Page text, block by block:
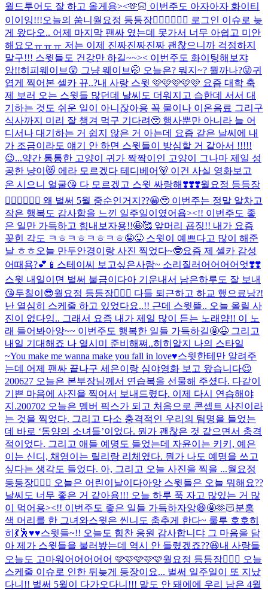
월드투어도 잘 하고 올게용><🫶🏻 이번주도 아자아자 화이티
이이잉!!!오늘의 쑴니 월요정 등등장🧚🏻‍♀️🧚🏻‍♀️ 로그인 이슈로 늦
게 왔다오.. 어제 마지막 팬싸 였는데 못가서 너무 아쉽고 미안
해요오ㅠㅠㅠ 저는 이제 진짜진짜진짜 괜찮으니까 걱정하지
말구!!! 스윗들도 건강만 하길~~>< 이번주도 화이팅해보쟈
앙!!히피웨이브😲 그냥 웨이브🤭 오늘은? 뭐지~? 뭘까나?😜귀
엽게 찍어본 셀카 뀨..?내 사랑 스윗 🩷🩷🩷🩷🩷 요즘 대학 축
제 보러 오는 스윗들 많던데 날씨도 더워지고 습한데 서서 대
기하는 것도 쉬운 일이 아니잖아용 꼭 물이나 이온음료 그리구
식사까지 미리 잘 챙겨 먹구 기다려🥹 행사뿐만 아니라 늘 어
디서나 대기하는 거 쉽지 않은 거 아는데 요즘 같은 날씨에 내
가 조금이라도 얘기 안 하면 스윗들이 방심할 거 같아서 !!!!!
😉...약간 통통한 고양이 귀가 짝짝이인 고양이 그나마 제일 성
공한 냥이😻 에라 모르겠다 테디베어🐻 이건 사실 영화보고
온 시으니 얼굴😘 다 모르겠고 스윗 싸랑해❣️❣️❣️월요정 등등장
🧚🏻‍♀️🧚🏻‍♀️ 왜 벌써 5월 중순인거지??😀🥹 이번주는 정말 알차고
작은 행복도 감사함을 느낀 일주일이였어욥><!! 이번주도 좋
은 일만 가득하고 힘내보자용!!🤩🥰 앞머리 굡징!! 내가 요즘
꽂힌 각도 ㅋㅎㅋㅎㅋㅎㅋㅎ🤪😜 스윗이 예쁘다고 많이 해준
날 ㅎㅎ 오늘 만두안경이랑 사진 찍었다~🤓요즘 제 셀카 감성
어때욤?💕📱 스테이씨 보고싶은사람~ 소리질러어어어어엇❣️❣️
스윗 내일이면 벌써 불금이다아 기운내서 남은하루도 잘 보내
😘두칠이😎월요정 등등장🧚🏻‍♀️ 다들 퇴근하고 하교 했으료낭?!
난 열심히 스케줄 하고 있었다요..!! 근데 스윗뜰.. 오늘 올릴 사
진이 없다잉.. 그래서 요즘 내가 제일 많이 듣는 노래얌!! 이 노
래 들어봐아앙~~ 이번주도 행복한 일들 가득하길🤩😆 그리고
내일 기대해죠 나 열시미 준비해쪄..히히 알지 나의 스타일
~You make me wanna make you fall in love♥️스윗한테만 알려주
는데 어제 팬싸 끝나구 세은이랑 심야영화 보고 왔습니다😉
200627 오늘은 본부장님께서 연습복을 선물해 주셨다. 다같이
기쁜 마음에 사진을 찍어서 보내드렸다. 이제 다시 연습해야
지.200702 오늘은 멤버 픽스가 되고 처음으로 콘셉트 사진이라
는 것을 찍었다. 그리고 다소 충격적인 우리의 팀명을 들었는
데 바로 ‘동양의 소녀들’이었다. 뭔가 괜찮은 것 같으면서 충격
적이었다. 그리고 애들 예명도 들었는데 자윤이는 키키, 예은
이는 신디, 채영이는 릴리랑 리체였다. 뭔가 나도 예명을 쓰고
싶다는 생각도 들었다. 아, 그리고 오늘 사진을 찍을 ...월요정
등등장🧚🏻‍♀️ 오늘은 어린이날이다아앙 스윗들은 오늘 뭐해요??
날씨도 너무 좋은 거 같아용!!! 오늘 하루 푹 자고 많있는 거 많
이 먹어용><!! 이번주도 좋은 일들 가득하자앙😆🤩🫶🏻분홍
색 머리를 한 그녀와스윗은 씬니도 춤추게 한다~ 룰루 호호히
히💃🕺♥️♥️스윗들~!! 오늘도 힘찬 응원 감사합니댜 그 마음을 담
아 제가 스윗들을 불러봤는데 역시 안 들렸겠죠??😆내 사랑들
오늘도 고마워어어어어어 🩷🩷🩷🩷🩷월요정 등등장🧚🏻‍♀️ 오늘
스케줄 이슈로 인한 뒤늦게 등장이요... 벌써 일주일이 또 지났
다니!! 벌써 5월이 다가오다니!!! 말도 안 돼에에 우리 남은 4월